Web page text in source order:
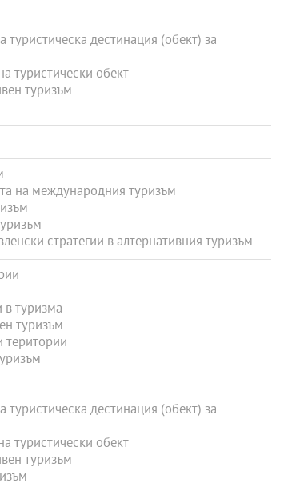
дестинация (обект) за
туристически обект
туризъм
на международния туризъм
стратегии в алтернативния туризъм
туризма
туризъм
територии
дестинация (обект) за
туристически обект
туризъм